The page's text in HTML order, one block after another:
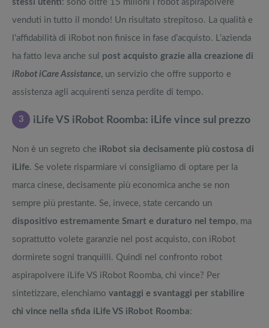
stessi utenti: sono oltre 15 milioni i robot aspirapolvere
venduti in tutto il mondo! Un risultato strepitoso. La qualità e
l’affidabilità di iRobot non finisce in fase d’acquisto. L’azienda
ha fatto leva anche sul post acquisto grazie alla creazione di
iRobot iCare Assistance, un servizio che offre supporto e
assistenza agli acquirenti senza perdite di tempo.
3 iLife VS iRobot Roomba: iLife vince sul prezzo
Non è un segreto che iRobot sia decisamente più costosa di
iLife. Se volete risparmiare vi consigliamo di optare per la
marca cinese, decisamente più economica anche se non
sempre più prestante. Se, invece, state cercando un
dispositivo estremamente Smart e duraturo nel tempo, ma
soprattutto volete garanzie nel post acquisto, con iRobot
dormirete sogni tranquilli. Quindi nel confronto robot
aspirapolvere iLife VS iRobot Roomba, chi vince? Per
sintetizzare, elenchiamo vantaggi e svantaggi per stabilire
chi vince nella sfida iLife VS iRobot Roomba: